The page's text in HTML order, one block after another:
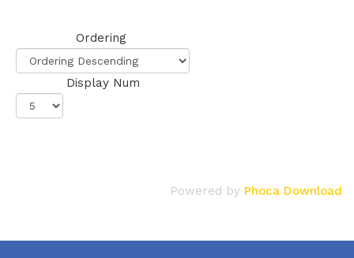
Ordering
Display Num
Powered by Phoca Download